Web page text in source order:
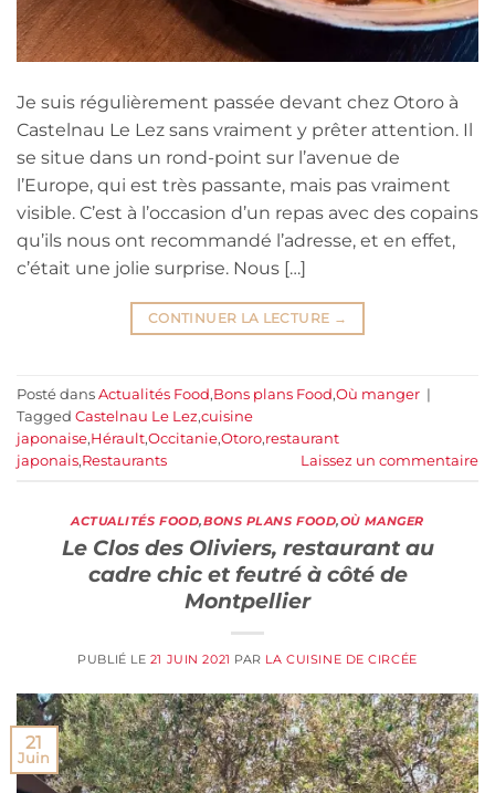
Je suis régulièrement passée devant chez Otoro à
Castelnau Le Lez sans vraiment y prêter attention. Il
se situe dans un rond-point sur l’avenue de
l’Europe, qui est très passante, mais pas vraiment
visible. C’est à l’occasion d’un repas avec des copains
qu’ils nous ont recommandé l’adresse, et en effet,
c’était une jolie surprise. Nous […]
CONTINUER LA LECTURE →
Posté dans Actualités Food,Bons plans Food,Où manger |
Tagged Castelnau Le Lez,cuisine
japonaise,Hérault,Occitanie,Otoro,restaurant
japonais,Restaurants Laissez un commentaire
ACTUALITÉS FOOD,BONS PLANS FOOD,OÙ MANGER
Le Clos des Oliviers, restaurant au
cadre chic et feutré à côté de
Montpellier
PUBLIÉ LE 21 JUIN 2021 PAR LA CUISINE DE CIRCÉE
21
Juin